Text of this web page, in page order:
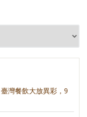
灣餐飲大放異彩，9